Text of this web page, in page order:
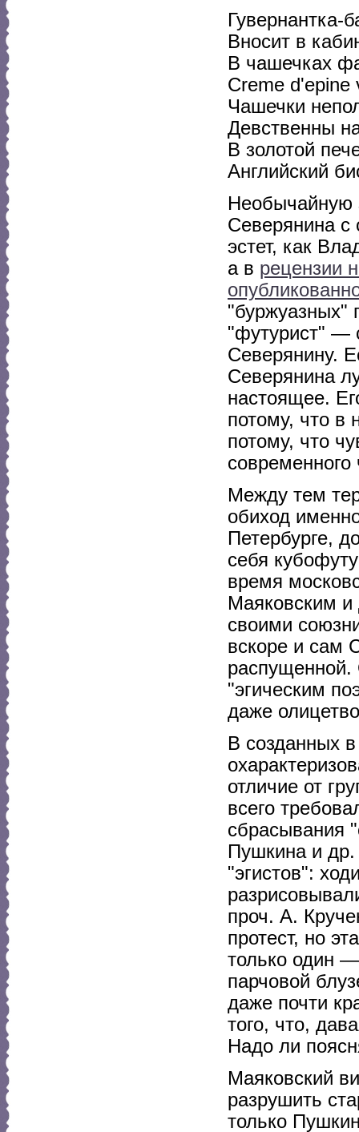
Гувернантка-
Вносит в
В чашечках
Creme d'epine
Чашечки
Девственны
В золотой
Английский
Необычайную
Северянина с
эстет, как
а в рецензии
"буржуазных"
"футурист" —
Северянину.
Северянина
настоящее.
потому, что в
потому, что
Между тем
обиход
Петербурге,
себя
время
Маяковским и
своими
вскоре и сам
распущенной.
"эгическим
даже
В созданных
отличие от
всего
сбрасывания
Пушкина и
"эгистов":
проч. А.
протест, но
только один
парчовой
даже почти
того, что,
Надо ли
Маяковский
разрушить
только